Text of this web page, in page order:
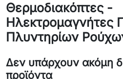
Θερμοδιακόπτες -
Ηλεκτρομαγνήτες
Πλυντηρίων
Δεν υπάρχουν ακόμη
προϊόντα